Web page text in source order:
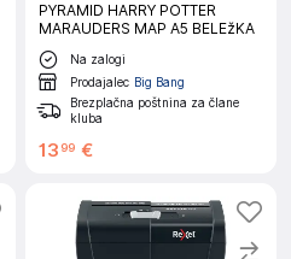
PYRAMID HARRY POTTER
MARAUDERS MAP A5 BELEžKA
Na zalogi
Prodajalec Big Bang
Brezplačna poštnina za člane
kluba
13 99 €